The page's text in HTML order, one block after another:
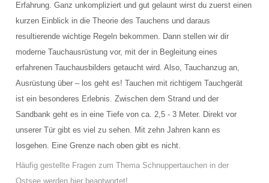
Erfahrung. Ganz unkompliziert und gut gelaunt wirst du zuerst einen
kurzen Einblick in die Theorie des Tauchens und daraus
resultierende wichtige Regeln bekommen. Dann stellen wir dir
moderne Tauchausrüstung vor, mit der in Begleitung eines
erfahrenen Tauchausbilders getaucht wird. Also, Tauchanzug an,
Ausrüstung über – los geht es! Tauchen mit richtigem Tauchgerät
ist ein besonderes Erlebnis. Zwischen dem Strand und der
Sandbank geht es in eine Tiefe von ca. 2,5 - 3 Meter. Direkt vor
unserer Tür gibt es viel zu sehen. Mit zehn Jahren kann es
losgehen. Eine Grenze nach oben gibt es nicht.
Häufig gestellte Fragen zum Thema Schnuppertauchen in der
Ostsee werden hier beantwortet!